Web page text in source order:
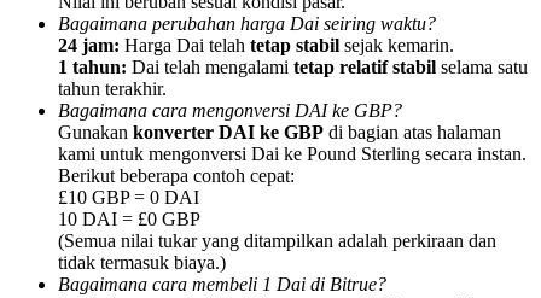
Referensi
Undang teman untuk mendapatkan imbalan tunai
BTC Welcome Rewards
Bagaimana perubahan harga Dai seiring waktu?
24 jam: Harga Dai telah tetap stabil sejak kemarin.
1 tahun: Dai telah mengalami tetap relatif stabil selama satu
tahun terakhir.
Bagaimana cara mengonversi DAI ke GBP?
Gunakan konverter DAI ke GBP di bagian atas halaman
kami untuk mengonversi Dai ke Pound Sterling secara instan.
Berikut beberapa contoh cepat:
£10 GBP = 0 DAI
10 DAI = £0 GBP
(Semua nilai tukar yang ditampilkan adalah perkiraan dan
tidak termasuk biaya.)
Bagaimana cara membeli 1 Dai di Bitrue?